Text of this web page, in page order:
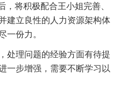
，将积极配合王小姐完善、
建立良性的人力资源架构体
一份力。
理问题的经验方面有待提
一步增强，需要不断学习以